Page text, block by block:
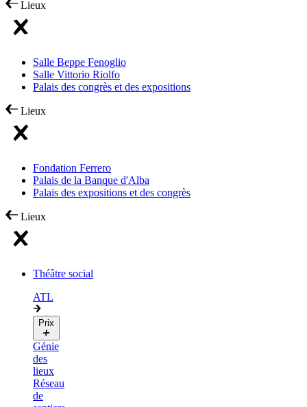
Lieux
Salle Beppe Fenoglio
Salle Vittorio Riolfo
Palais des congrès et des expositions
Lieux
Fondation Ferrero
Palais de la Banque d'Alba
Palais des expositions et des congrès
Lieux
Théâtre social
ATL
Prix
Génie
des
lieux
Réseau
de